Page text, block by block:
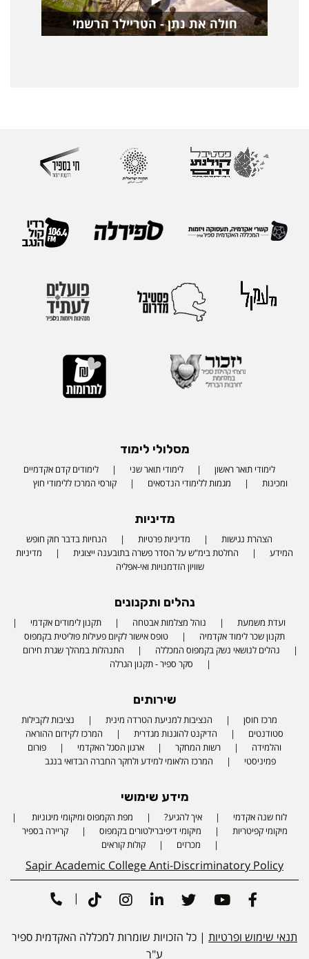
חולה את נתן - הטריילר הרשמי
מסלולי לימוד
לימודי תואר ראשון לימודי תואר שני
לימודים קדם אקדמיים
ומכינות
מגמות ללימודי הנדסאים קורסי המרכז ללימודי חוץ
מדיניות
הצהרת נגישות מדיניות פרטיות
הנחיות בדבר חוק חופש
המידע
החלטת בימ"ש על הסדר פשרה בתובענה ייצוגית
מדיניות
שוויון הזדמנויות ואי-אפליה
נהלים ותקנונים
ועדת משמעת נוהל מצלמות אבטחה
תקנון לימודים אקדמי
תקנון שכר לימוד אקדמיה
טופס אישור לקיום פעילות פוליטית בקמפוס
נהלים לנושאי נשק בקמפוס המכללה
התנהלות במהלך שגרת חירום
סקר ספיר - תקנון הגרלה
שירותים
מרכז חוסן הנציבות למניעת הטרדה מינית
נציבות לקבילות
סטודנטים
הדיקנט להוגנות מגדרית
המרכז לקידום ההוראה
והלמידה
רשות המחקר ארגון הסגל האקדמי
פורום
פמיניסטי
המרכז הלאומי למידע ולחקר החברה הבדואי בנגב
מידע שימושי
לוח שנה אקדמי איך להגיע?
מפת הקמפוס ומיקומי מיגוניות
מיקומי קפיטריות
מיקומי דיפיברילטורים בקמפוס
קריירה בספיר
מכרזים
קולות קוראים
Sapir Academic College Anti-Discriminatory Policy
תנאי שימוש ופרטיות | כל הזכויות שומרות למכללה האקדמית ספיר
ע"ר
Facebook
Youtube
Twitter
Linkedin
Instagram
Tiktok
|
Phone number